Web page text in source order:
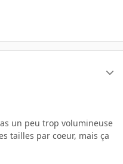
un peu trop volumineuse
tailles par coeur, mais ça